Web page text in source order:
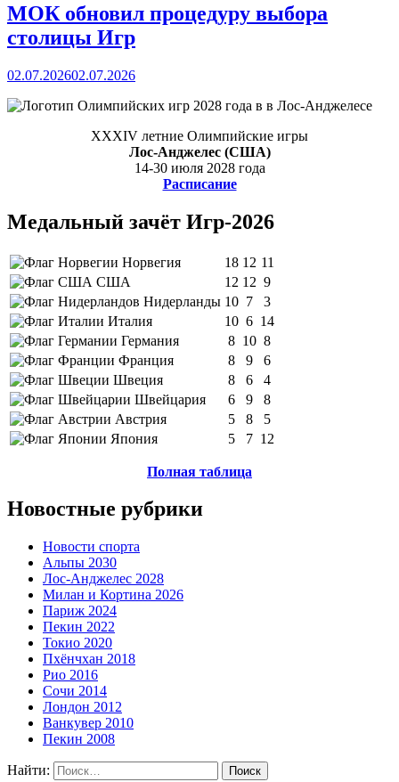
МОК обновил процедуру выбора
столицы Игр
02.07.202602.07.2026
XXXIV летние Олимпийские игры
Лос-Анджелес (США)
14-30 июля 2028 года
Расписание
Медальный зачёт Игр-2026
Норвегия 18 12 11
США
12 12 9
Нидерланды 10 7
3
Италия
10 6 14
Германия
8 10 8
Франция
8 9
6
Швеция
8 6
4
Швейцария
6 9
8
Австрия
5 8
5
Япония
5 7 12
Полная таблица
Новостные рубрики
Новости спорта
Альпы 2030
Лос-Анджелес 2028
Милан и Кортина 2026
Париж 2024
Пекин 2022
Токио 2020
Пхёнчхан 2018
Рио 2016
Сочи 2014
Лондон 2012
Ванкувер 2010
Пекин 2008
Найти: